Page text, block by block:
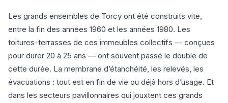
Les grands ensembles de Torcy ont été construits vite,
entre la fin des années 1960 et les années 1980. Les
toitures-terrasses de ces immeubles collectifs — conçues
pour durer 20 à 25 ans — ont souvent passé le double de
cette durée. La membrane d’étanchéité, les relevés, les
évacuations : tout est en fin de vie ou déjà hors d’usage. Et
dans les secteurs pavillonnaires qui jouxtent ces grands